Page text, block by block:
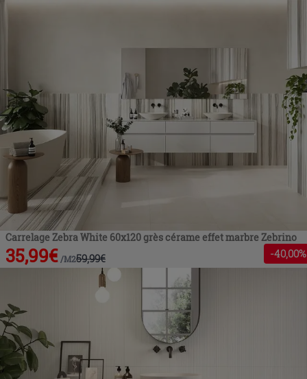
Carrelage Zebra White 60x120 grès cérame effet marbre Zebrino
35,99€ /M259,99€ -40,00%